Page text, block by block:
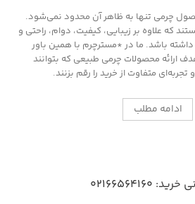
چرمی تنها به ظاهر آن محدود نمی‌شود.
که علاوه بر زیبایی، کیفیت، دوام، راحتی و
داشته باشد. ما در *مسترچرم با همین باور
ارائه محصولات چرمی طبیعی که بتوانند
متفاوت از خرید را رقم بزنند.
ادامه مطلب
خرید: 02166564160